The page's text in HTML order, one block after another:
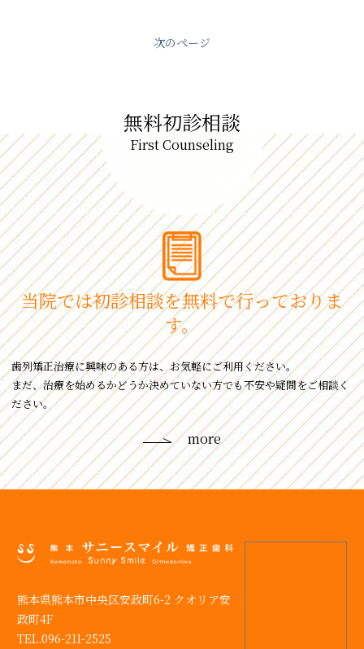
次のページ
無料初診相談
First Counseling
当院では初診相談を無料で⾏っておりま
す。
⻭列矯正治療に興味のある⽅は、お気軽にご利⽤ください。
まだ、治療を始めるかどうか決めていない⽅でも不安や疑問をご相談く
ださい。
more
熊本県熊本市中央区安政町6-2 クオリア安
政町4F
TEL.096-211-2525